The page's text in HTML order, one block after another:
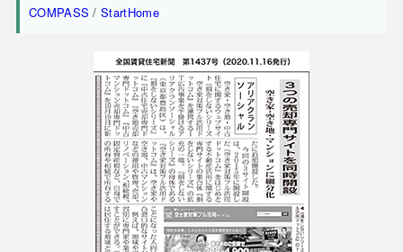
COMPASS /StartHome